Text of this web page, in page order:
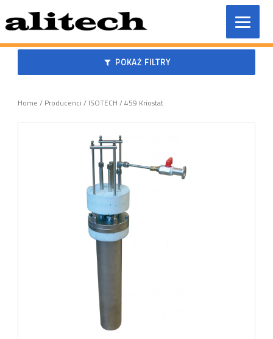
do
treści
POKAŻ FILTRY
Home / Producenci / ISOTECH / 459 Kriostat